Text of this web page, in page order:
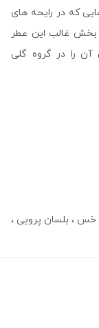
که در رایحه ‌های
بخش غالب این عطر
را در گروه گلی
خس ، بلسان پرویی ،